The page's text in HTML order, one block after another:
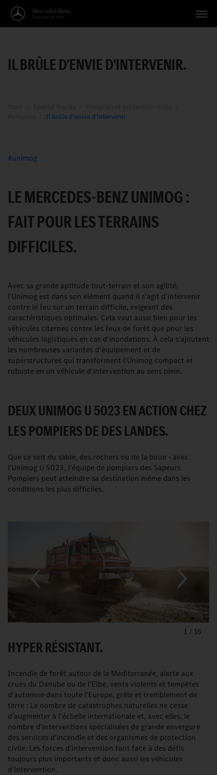
Applications
IL BRÛLE D'ENVIE D'INTERVENIR.
Il brûle d'envie d'intervenir.
unimog
LE MERCEDES-BENZ UNIMOG :
FAIT POUR LES TERRAINS
DIFFICILES.
Avec sa grande aptitude tout-terrain et son agilité,
l'Unimog est dans son élément quand il s'agit d'intervenir
contre le feu sur un terrain difficile, exigeant des
caractéristiques optimales. Cela vaut aussi bien pour les
véhicules citernes contre les feux de forêt que pour les
véhicules logistiques en cas d'inondations. À cela s'ajoutent
les nombreuses variantes d'équipement et de
superstructures qui transforment l'Unimog compact et
robuste en un véhicule d'intervention au sens plein.
DEUX UNIMOG U 5023 EN ACTION CHEZ
LES POMPIERS DE DES LANDES.
Que ce soit du sable, des rochers ou de la boue - avec
l'Unimog U 5023, l'équipe de pompiers des Sapeurs
Pompiers peut atteindre sa destination même dans les
conditions les plus difficiles.
1 / 16
HYPER RÉSISTANT.
Incendie de forêt autour de la Méditerranée, alerte aux
crues du Danube ou de l'Elbe, vents violents et tempêtes
d'automne dans toute l'Europe, grêle et tremblement de
terre : Le nombre de catastrophes naturelles ne cesse
d'augmenter à l'échelle internationale et, avec elles, le
nombre d'interventions spécialisées de grande envergure
des services d'incendie et des organismes de protection
civile. Les forces d'intervention font face à des défis
toujours plus importants et donc aussi les véhicules
d'intervention.